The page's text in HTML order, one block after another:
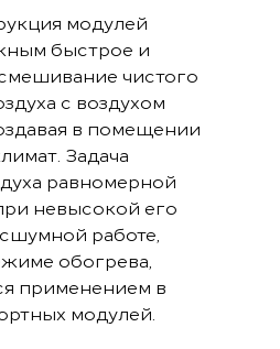
модулей
быстрое и
чистого
с воздухом
в помещении
Задача
равномерной
невысокой его
работе,
обогрева,
применением в
модулей.